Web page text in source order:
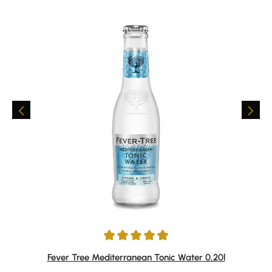
Durchschnittliche Bewertung von 4.88 von 5 Sternen
Fever Tree Mediterranean Tonic Water 0,20l